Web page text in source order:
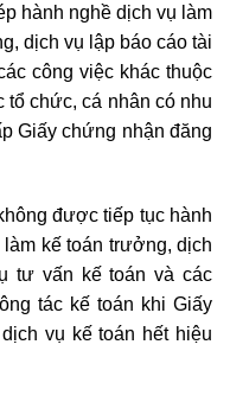
hành nghề dịch vụ làm
dịch vụ lập báo cáo tài
công việc khác thuộc
tổ chức, cá nhân có nhu
Giấy chứng nhận đăng
được tiếp tục hành
kế toán trưởng, dịch
tư vấn kế toán và các
tác kế toán khi Giấy
vụ kế toán hết hiệu